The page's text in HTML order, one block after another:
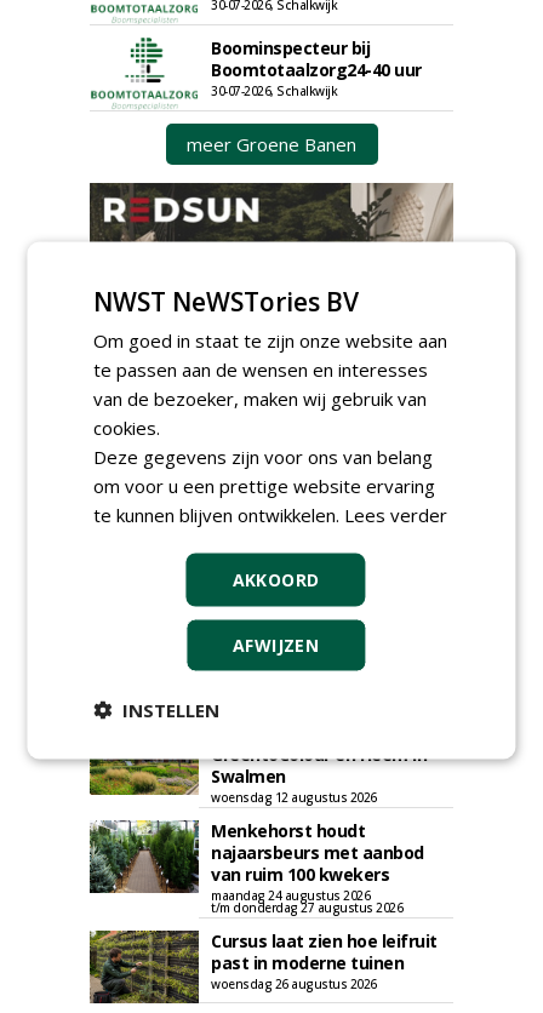
30-07-2026, Schalkwijk
Boominspecteur bij
Boomtotaalzorg24-40 uur
30-07-2026, Schalkwijk
meer Groene Banen
GREEN OUTLET
Iedereen kan gratis kleine advertenties
plaatsen via zijn eigen account.
Plaats een gratis advertentie
GreentoColour en Heem in
Swalmen
woensdag 12 augustus 2026
Menkehorst houdt
najaarsbeurs met aanbod
van ruim 100 kwekers
maandag 24 augustus 2026
t/m donderdag 27 augustus 2026
Cursus laat zien hoe leifruit
past in moderne tuinen
woensdag 26 augustus 2026
NWST NeWSTories BV
Om goed in staat te zijn onze website aan
te passen aan de wensen en interesses
van de bezoeker, maken wij gebruik van
cookies.
Deze gegevens zijn voor ons van belang
om voor u een prettige website ervaring
te kunnen blijven ontwikkelen. Lees verder
AKKOORD
AFWIJZEN
INSTELLEN